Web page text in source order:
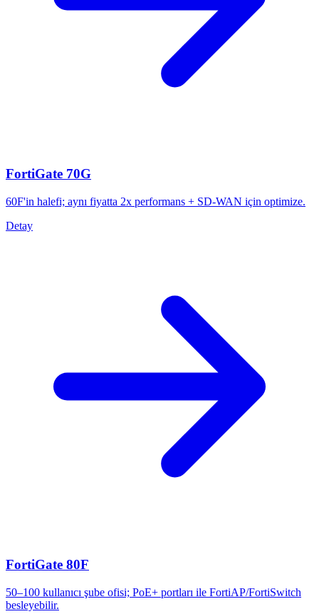
FortiGate 70G
60F'in halefi; aynı fiyatta 2x performans + SD-WAN için optimize.
Detay
FortiGate 80F
50–100 kullanıcı şube ofisi; PoE+ portları ile FortiAP/FortiSwitch
besleyebilir.